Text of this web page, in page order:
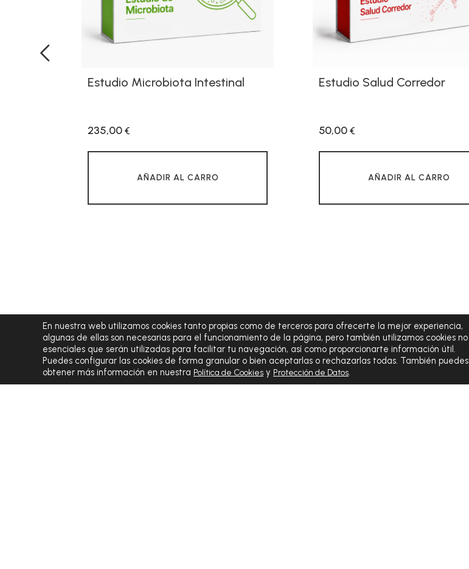
Estudio Microbiota Intestinal
235,00 €
AÑADIR AL CARRO
Estudio Salud Corredor
50,00 €
AÑADIR AL CARRO
En nuestra web utilizamos cookies tanto propias como de terceros para ofrecerte la mejor experiencia,
algunas de ellas son necesarias para el funcionamiento de la página, pero también utilizamos cookies no
esenciales que serán utilizadas para facilitar tu navegación, así como proporcionarte información útil.
Puedes configurar las cookies de forma granular o bien aceptarlas o rechazarlas todas. También puedes
obtener más información en nuestra Política de Cookies y Protección de Datos.